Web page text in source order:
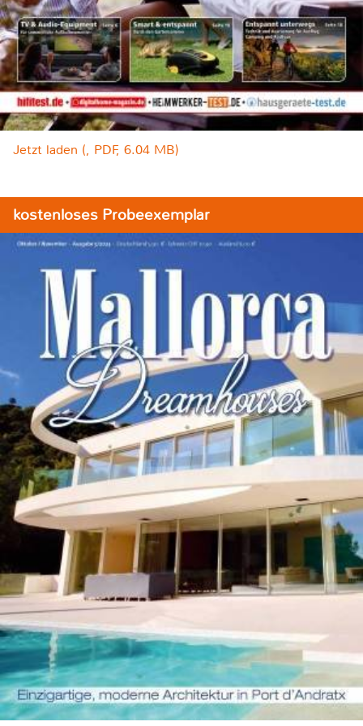
Jetzt laden (, PDF, 6.04 MB)
kostenloses Probeexemplar